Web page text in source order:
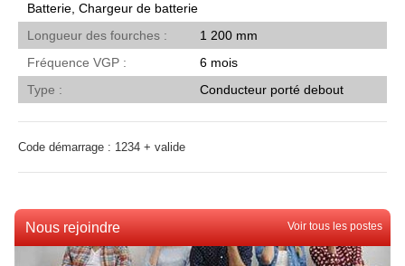
Batterie, Chargeur de batterie
Longueur des fourches
1 200 mm
Fréquence VGP
6 mois
Type
Conducteur porté debout
Code démarrage : 1234 + valide
Nous rejoindre Voir tous les postes